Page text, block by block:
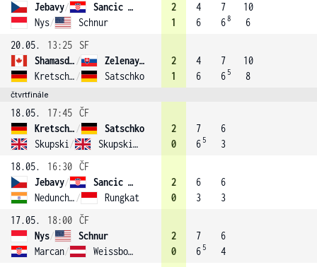
Jebavy/
Sancic (1)
Nys/ Schnur
2
1
4
6
7
68
10
6
20.05.
13:25
SF
Shamasdin /
Zelenay (2)
Kretschmer / Satschko
2
1
4
6
7
6 5
10
8
čtvrtfinále
18.05. 17:45 ČF
Kretschmer /
Satschko
Skupski / Skupski (4)
2
0
7
6 5
6
3
18.05.
16:30 ČF
Jebavy/
Sancic (1)
Nedunchezhiyan / Rungkat
2
0
6
3
6
3
17.05.
18:00 ČF
Nys/
Schnur
Marcan/ Weissborn (3)
2
0
7
6 5
6
4